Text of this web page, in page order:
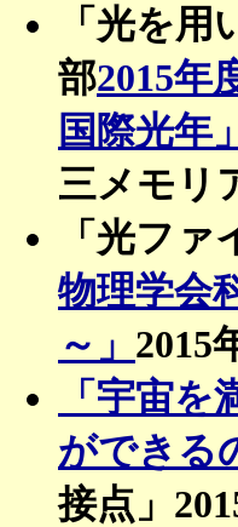
「光を
部2015年
国際光年」
三メモリ
「光フ
物理学会
～」 2015
「宇宙
ができる
接点」